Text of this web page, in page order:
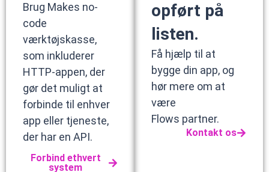
Brug Makes no-
code
værktøjskasse,
som inkluderer
HTTP-appen, der
gør det muligt at
forbinde til enhver
app eller tjeneste,
der har en API.
Forbind ethvert
system
opført på
listen.
Få hjælp til at
bygge din app, og
hør mere om at
være
Flows partner.
Kontakt os